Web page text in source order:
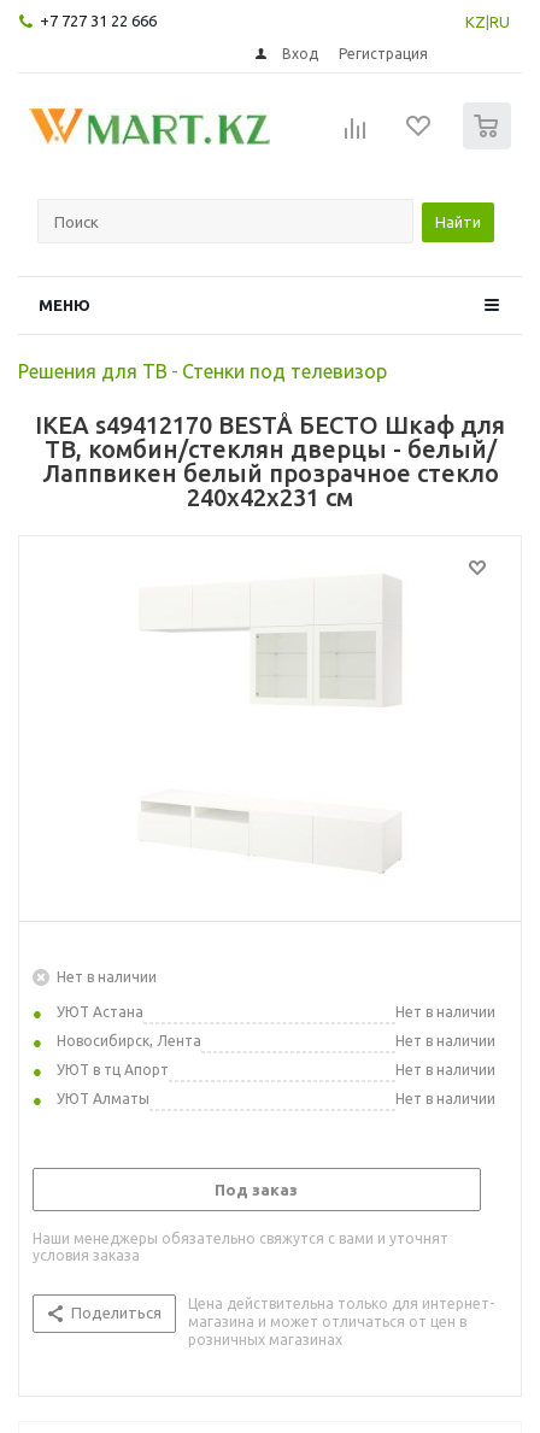
+7 727 31 22 666 KZ RU
Вход Регистрация
Найти
МЕНЮ
Решения для ТВ - Стенки под телевизор
IKEA s49412170 BESTÅ БЕСТО Шкаф для
ТВ, комбин/стеклян дверцы - белый/
Лаппвикен белый прозрачное стекло
240x42x231 см
Нет в наличии
УЮТ Астана
Нет в наличии
Новосибирск, Лента
Нет в наличии
УЮТ в тц Апорт
Нет в наличии
УЮТ Алматы
Нет в наличии
Под заказ
Наши менеджеры обязательно свяжутся с вами и уточнят
условия заказа
Поделиться
Цена действительна только для интернет-
магазина и может отличаться от цен в
розничных магазинах